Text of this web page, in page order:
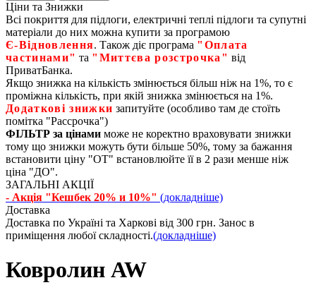
Ціни та Знижки
Всі покриття для підлоги, електричні теплі підлоги та супутні
матеріали до них можна купити за програмою
Є‑Відновлення. Також діє програма "Оплата
частинами" та "Миттєва розстрочка" від
ПриватБанка.
Якщо знижка на кількість змінюється більш ніж на 1%, то є
проміжна кількість, при якій знижка змінюється на 1%.
Додаткові знижки запитуйте (особливо там де стоїть
помітка "Рассрочка")
ФІЛЬТР за цінами може не коректно враховувати знижки
тому що знижки можуть бути більше 50%, тому за бажання
встановити ціну "ОТ" встановлюйте її в 2 рази менше ніж
ціна "ДО".
ЗАГАЛЬНІ АКЦІЇ
- Акція "Кешбек 20% и 10%" (докладніше)
Доставка
Доставка по Україні та Харкові від 300 грн. Занос в
приміщення любої складності.(докладніше)
Ковролин AW